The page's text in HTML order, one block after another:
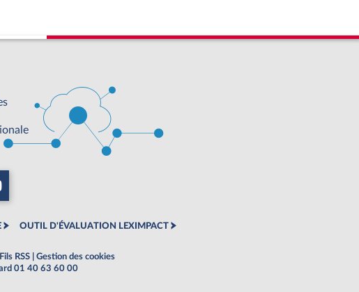
OUTIL D'ÉVALUATION LEXIMPACT
Fils RSS
Gestion des cookies
01 40 63 60 00